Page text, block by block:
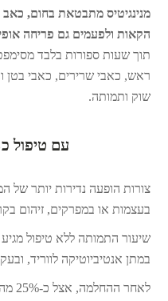
מנינגיטיס מתבטאת בחום,
הקאות ולפעמים גם פריחה
תוך שעות ספורות בלבד
ראש, כאבי שרירים, כאבי בטן
שוק ותמותה.
עם טיפול כ5-10% תמותה
צורות הופעה נדירות יותר של
בעצמות או במפרקים, זיהום
במתן אנטיביוטיקה לווריד,